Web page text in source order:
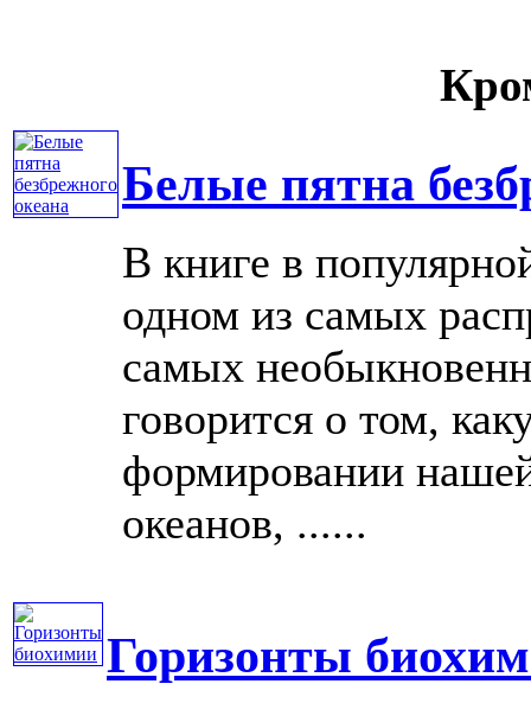
Белые пятна
В книге в
одном из самых
самых
говорится о том,
формировании
океанов, ......
Горизонты